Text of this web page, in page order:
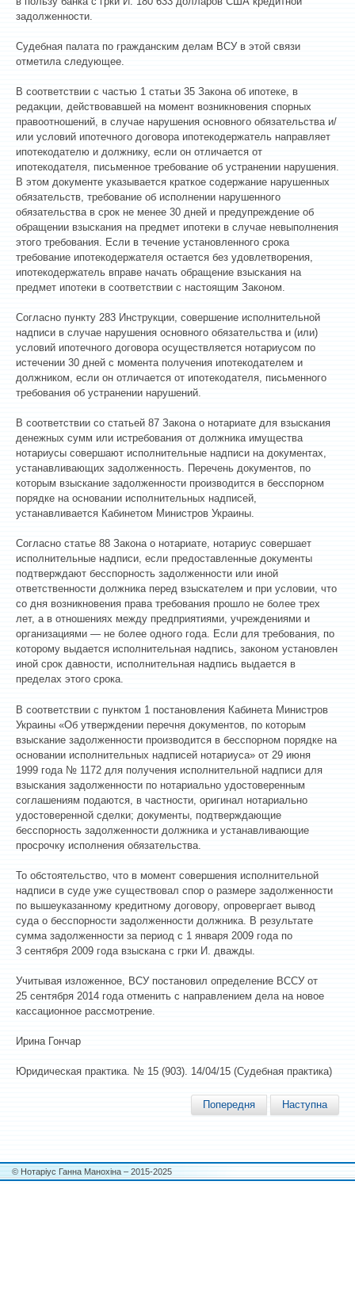
задолженности.
Судебная палата по гражданским делам ВСУ в этой связи
отметила следующее.
В соответствии с частью 1 статьи 35 Закона об ипотеке, в
редакции, действовавшей на момент возникновения спорных
правоотношений, в случае нарушения основного обязательства и/
или условий ипотечного договора ипотекодержатель направляет
ипотекодателю и должнику, если он отличается от
ипотекодателя, письменное требование об устранении нарушения.
В этом документе указывается краткое содержание нарушенных
обязательств, требование об исполнении нарушенного
обязательства в срок не менее 30 дней и предупреждение об
обращении взыскания на предмет ипотеки в случае невыполнения
этого требования. Если в течение установленного срока
требование ипотекодержателя остается без удовлетворения,
ипотекодержатель вправе начать обращение взыскания на
предмет ипотеки в соответствии с настоящим Законом.
Согласно пункту 283 Инструкции, совершение исполнительной
надписи в случае нарушения основного обязательства и (или)
условий ипотечного договора осуществляется нотариусом по
истечении 30 дней с момента получения ипотекодателем и
должником, если он отличается от ипотекодателя, письменного
требования об устранении нарушений.
В соответствии со статьей 87 Закона о нотариате для взыскания
денежных сумм или истребования от должника имущества
нотариусы совершают исполнительные надписи на документах,
устанавливающих задолженность. Перечень документов, по
которым взыскание задолженности производится в бесспорном
порядке на основании исполнительных надписей,
устанавливается Кабинетом Министров Украины.
Согласно статье 88 Закона о нотариате, нотариус совершает
исполнительные надписи, если предоставленные документы
подтверждают бесспорность задолженности или иной
ответственности должника перед взыскателем и при условии, что
со дня возникновения права требования прошло не более трех
лет, а в отношениях между предприятиями, учреждениями и
организациями — не более одного года. Если для требования, по
которому выдается исполнительная надпись, законом установлен
иной срок давности, исполнительная надпись выдается в
пределах этого срока.
В соответствии с пунктом 1 постановления Кабинета Министров
Украины «Об утверждении перечня документов, по которым
взыскание задолженности производится в бесспорном порядке на
основании исполнительных надписей нотариуса» от 29 июня
1999 года № 1172 для получения исполнительной надписи для
взыскания задолженности по нотариально удостоверенным
соглашениям подаются, в частности, оригинал нотариально
удостоверенной сделки; документы, подтверждающие
бесспорность задолженности должника и устанавливающие
просрочку исполнения обязательства.
То обстоятельство, что в момент совершения исполнительной
надписи в суде уже существовал спор о размере задолженности
по вышеуказанному кредитному договору, опровергает вывод
суда о бесспорности задолженности должника. В результате
сумма задолженности за период с 1 января 2009 года по
3 сентября 2009 года взыскана с гр­ки И. дважды.
Учитывая изложенное, ВСУ постановил определение ВССУ от
25 сентября 2014 года отменить с направлением дела на новое
кассационное рассмотрение.
Ирина Гончар
Юридическая практика. № 15 (903). 14/04/15 (Судебная практика)
Попередня Наступна
© Нотаріус Ганна Манохіна – 2015-2025